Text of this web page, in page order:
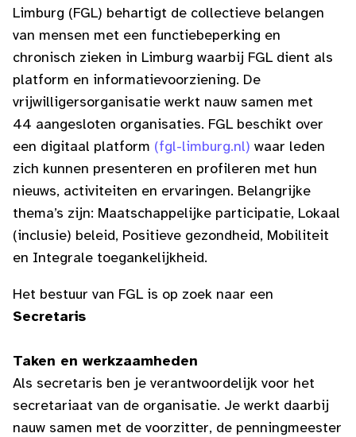
Limburg (FGL) behartigt de collectieve belangen
van mensen met een functiebeperking en
chronisch zieken in Limburg waarbij FGL dient als
platform en informatievoorziening. De
vrijwilligersorganisatie werkt nauw samen met
44 aangesloten organisaties. FGL beschikt over
een digitaal platform (fgl-limburg.nl) waar leden
zich kunnen presenteren en profileren met hun
nieuws, activiteiten en ervaringen. Belangrijke
thema’s zijn: Maatschappelijke participatie, Lokaal
(inclusie) beleid, Positieve gezondheid, Mobiliteit
en Integrale toegankelijkheid.
Het bestuur van FGL is op zoek naar een
Secretaris
Taken en werkzaamheden
Als secretaris ben je verantwoordelijk voor het
secretariaat van de organisatie. Je werkt daarbij
nauw samen met de voorzitter, de penningmeester